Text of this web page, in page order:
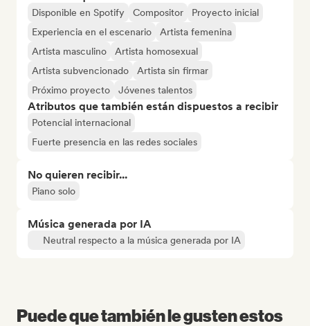
Disponible en Spotify Compositor
Proyecto inicial
Experiencia en el escenario
Artista femenina
Artista masculino
Artista homosexual
Artista subvencionado
Artista sin firmar
Próximo proyecto
Jóvenes talentos
Atributos que también están dispuestos a recibir
Potencial internacional
Fuerte presencia en las redes sociales
No quieren recibir...
Piano solo
Música generada por IA
Neutral respecto a la música generada por IA
Puede que también le gusten estos